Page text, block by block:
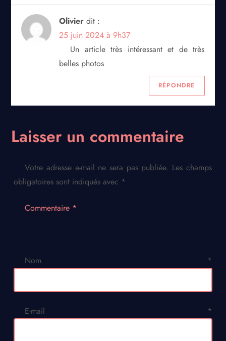
Olivier dit :
25 juin 2024 à 9h37
Un article très intéressant et de très
belles photos
RÉPONDRE
Laisser un commentaire
Votre adresse e-mail ne sera pas publiée. Les champs
obligatoires sont indiqués avec *
Commentaire *
Nom *
E-mail *